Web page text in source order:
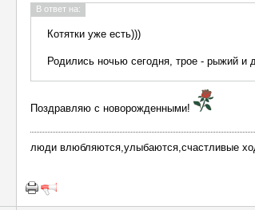
В ответ на:
Котятки уже есть)))
Родились ночью сегодня, трое - рыжий и
Поздравляю с новорожденными!
люди влюбляются,улыбаются,счастливые